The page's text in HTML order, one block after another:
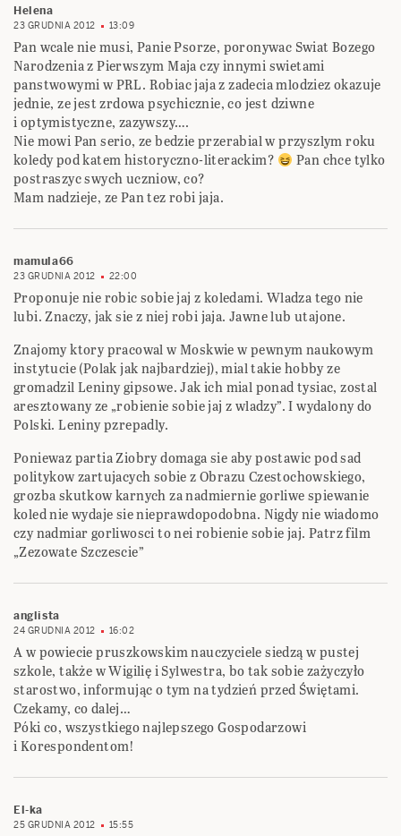
Helena
23 GRUDNIA 2012 13:09
Pan wcale nie musi, Panie Psorze, poronywac Swiat Bozego
Narodzenia z Pierwszym Maja czy innymi swietami
panstwowymi w PRL. Robiac jaja z zadecia mlodziez okazuje
jednie, ze jest zrdowa psychicznie, co jest dziwne
i optymistyczne, zazywszy….
Nie mowi Pan serio, ze bedzie przerabial w przyszlym roku
koledy pod katem historyczno-literackim?
Pan chce tylko
postraszyc swych uczniow, co?
Mam nadzieje, ze Pan tez robi jaja.
mamula66
23 GRUDNIA 2012 22:00
Proponuje nie robic sobie jaj z koledami. Wladza tego nie
lubi. Znaczy, jak sie z niej robi jaja. Jawne lub utajone.
Znajomy ktory pracowal w Moskwie w pewnym naukowym
instytucie (Polak jak najbardziej), mial takie hobby ze
gromadzil Leniny gipsowe. Jak ich mial ponad tysiac, zostal
aresztowany ze „robienie sobie jaj z wladzy”. I wydalony do
Polski. Leniny pzrepadly.
Poniewaz partia Ziobry domaga sie aby postawic pod sad
politykow zartujacych sobie z Obrazu Czestochowskiego,
grozba skutkow karnych za nadmiernie gorliwe spiewanie
koled nie wydaje sie nieprawdopodobna. Nigdy nie wiadomo
czy nadmiar gorliwosci to nei robienie sobie jaj. Patrz film
„Zezowate Szczescie”
anglista
24 GRUDNIA 2012 16:02
A w powiecie pruszkowskim nauczyciele siedzą w pustej
szkole, także w Wigilię i Sylwestra, bo tak sobie zażyczyło
starostwo, informując o tym na tydzień przed Świętami.
Czekamy, co dalej…
Póki co, wszystkiego najlepszego Gospodarzowi
i Korespondentom!
El-ka
25 GRUDNIA 2012 15:55